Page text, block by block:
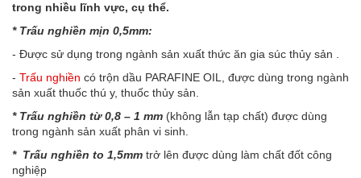
trong nhiều lĩnh vực, cụ thể.
* Trấu nghiền mịn 0,5mm:
- Được sử dụng trong ngành sản xuất thức ăn gia súc thủy sản .
- Trấu nghiền có trộn dầu PARAFINE OIL, được dùng trong ngành
sản xuất thuốc thú y, thuốc thủy sản.
* Trấu nghiền từ 0,8 – 1 mm (không lẫn tạp chất) được dùng
trong ngành sản xuất phân vi sinh.
* Trấu nghiền to 1,5mm trở lên được dùng làm chất đốt công
nghiệp